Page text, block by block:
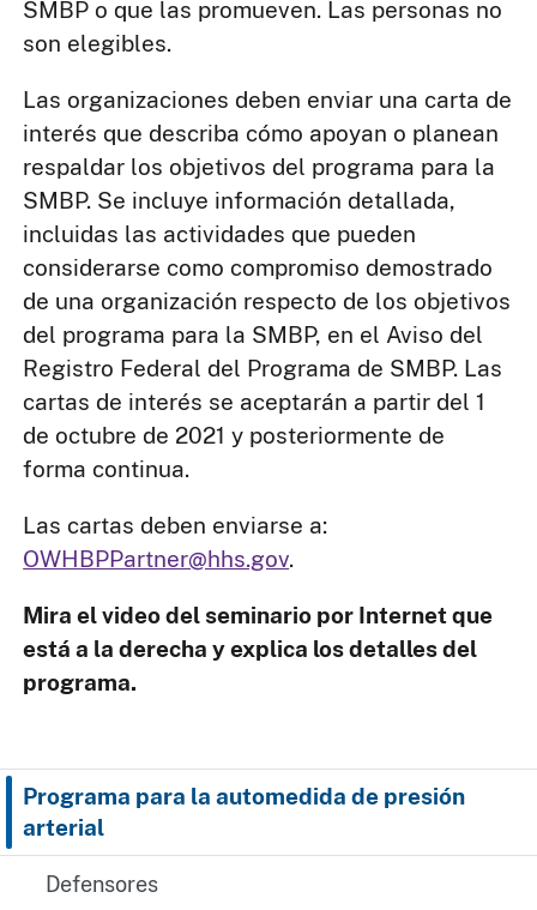
Programa para la automedida de presión
arterial
Defensores
SMBP o que las promueven. Las personas no
son elegibles.
Las organizaciones deben enviar una carta de
interés que describa cómo apoyan o planean
respaldar los objetivos del programa para la
SMBP. Se incluye información detallada,
incluidas las actividades que pueden
considerarse como compromiso demostrado
de una organización respecto de los objetivos
del programa para la SMBP, en el Aviso del
Registro Federal del Programa de SMBP. Las
cartas de interés se aceptarán a partir del 1
de octubre de 2021 y posteriormente de
forma continua.
Las cartas deben enviarse a:
OWHBPPartner@hhs.gov.
Mira el video del seminario por Internet que
está a la derecha y explica los detalles del
programa.